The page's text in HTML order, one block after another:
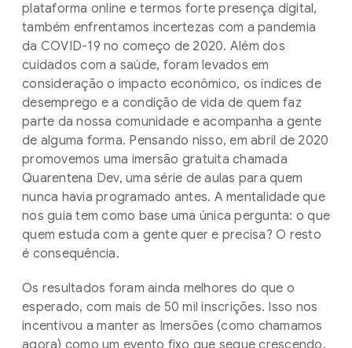
plataforma online e termos forte presença digital,
também enfrentamos incertezas com a pandemia
da COVID-19 no começo de 2020. Além dos
cuidados com a saúde, foram levados em
consideração o impacto econômico, os índices de
desemprego e a condição de vida de quem faz
parte da nossa comunidade e acompanha a gente
de alguma forma. Pensando nisso, em abril de 2020
promovemos uma imersão gratuita chamada
Quarentena Dev, uma série de aulas para quem
nunca havia programado antes. A mentalidade que
nos guia tem como base uma única pergunta: o que
quem estuda com a gente quer e precisa? O resto
é consequência.
Os resultados foram ainda melhores do que o
esperado, com mais de 50 mil inscrições. Isso nos
incentivou a manter as Imersões (como chamamos